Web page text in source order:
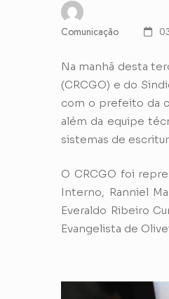
Comunicação
Na manhã desta
(CRCGO) e do
com o prefeito da
além da equipe
sistemas de
O CRCGO foi
Interno, Ranniel
Everaldo Ribeiro
Evangelista de